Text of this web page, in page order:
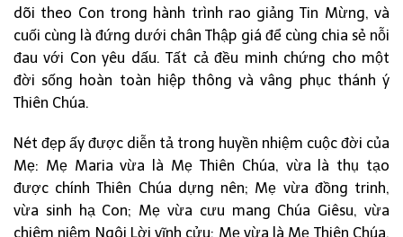
dõi theo Con trong hành trình rao giảng Tin Mừng, và
cuối cùng là đứng dưới chân Thập giá để cùng chia sẻ nỗi
đau với Con yêu dấu. Tất cả đều minh chứng cho một
đời sống hoàn toàn hiệp thông và vâng phục thánh ý
Thiên Chúa.
Nét đẹp ấy được diễn tả trong huyền nhiệm cuộc đời của
Mẹ: Mẹ Maria vừa là Mẹ Thiên Chúa, vừa là thụ tạo
được chính Thiên Chúa dựng nên; Mẹ vừa đồng trinh,
vừa sinh hạ Con; Mẹ vừa cưu mang Chúa Giêsu, vừa
chiêm niệm Ngôi Lời vĩnh cửu; Mẹ vừa là Mẹ Thiên Chúa,